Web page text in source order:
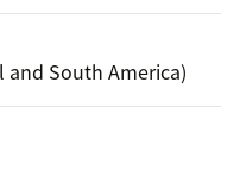
and South America)